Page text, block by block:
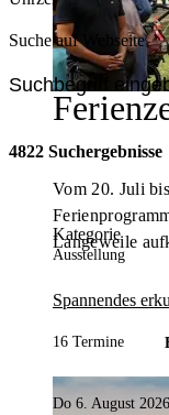
Vom 20. Juli
Langeweile
Spannendes
Suche auf Webseite
4822 Suchergebnisse
Kategorie
Ausstellung
16 Termine
Do 6. August 2026